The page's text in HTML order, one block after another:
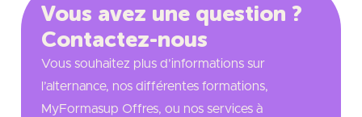
Vous avez une question ?
Contactez-nous
Vous souhaitez plus d’informations sur
l’alternance, nos différentes formations,
MyFormasup Offres, ou nos services à